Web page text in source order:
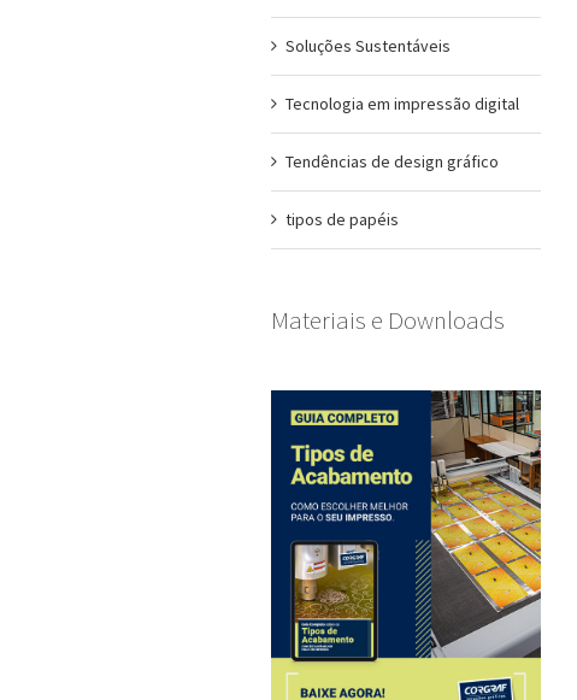
Soluções Sustentáveis
Tecnologia em impressão digital
Tendências de design gráfico
tipos de papéis
Materiais e Downloads